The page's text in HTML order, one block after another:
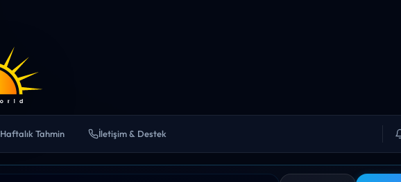
Haftalık Tahmin İletişim & Destek